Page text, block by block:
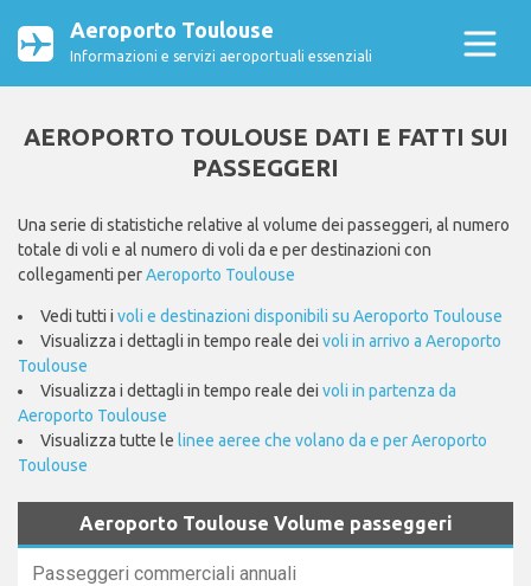
Aeroporto Toulouse
Informazioni e servizi aeroportuali essenziali
AEROPORTO TOULOUSE DATI E FATTI SUI
PASSEGGERI
Una serie di statistiche relative al volume dei passeggeri, al numero
totale di voli e al numero di voli da e per destinazioni con
collegamenti perAeroporto Toulouse
Vedi tutti i voli e destinazioni disponibili su Aeroporto Toulouse
Visualizza i dettagli in tempo reale dei voli in arrivo a Aeroporto
Toulouse
Visualizza i dettagli in tempo reale dei voli in partenza da
Aeroporto Toulouse
Visualizza tutte le linee aeree che volano da e per Aeroporto
Toulouse
Aeroporto Toulouse Volume passeggeri
Passeggeri commerciali annuali